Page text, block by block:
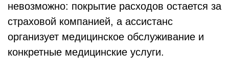
невозможно: покрытие расходов остается за
страховой компанией, а ассистанс
организует медицинское обслуживание и
конкретные медицинские услуги.